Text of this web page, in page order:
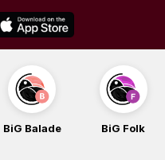
BiG Balade BiG Folk